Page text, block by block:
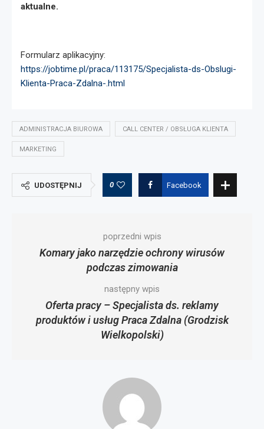
aktualne.
Formularz aplikacyjny:
https://jobtime.pl/praca/113175/Specjalista-ds-Obslugi-
Klienta-Praca-Zdalna-.html
ADMINISTRACJA BIUROWA CALL CENTER / OBSŁUGA KLIENTA
MARKETING
UDOSTĘPNIJ 0 Facebook
poprzedni wpis
Komary jako narzędzie ochrony wirusów
podczas zimowania
następny wpis
Oferta pracy – Specjalista ds. reklamy
produktów i usług Praca Zdalna (Grodzisk
Wielkopolski)